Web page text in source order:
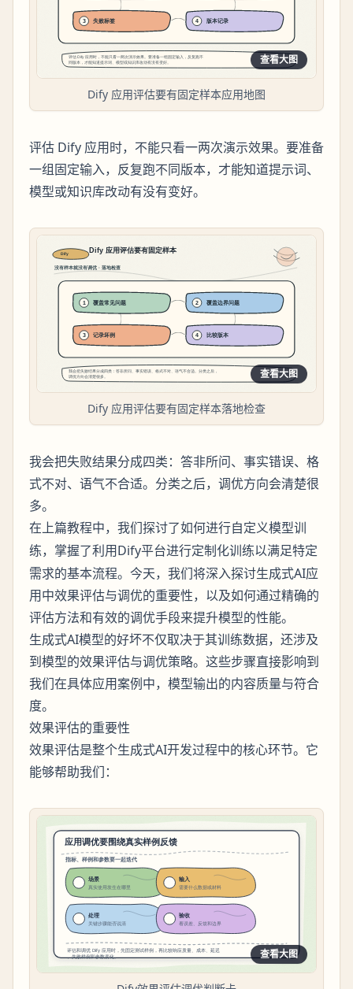
查看大图
Dify 应用评估要有固定样本应用地图
评估 Dify 应用时，不能只看一两次演示效果。要准备
一组固定输入，反复跑不同版本，才能知道提示词、
模型或知识库改动有没有变好。
查看大图
Dify 应用评估要有固定样本落地检查
我会把失败结果分成四类：答非所问、事实错误、格
式不对、语气不合适。分类之后，调优方向会清楚很
多。
在上篇教程中，我们探讨了如何进行自定义模型训
练，掌握了利用Dify平台进行定制化训练以满足特定
需求的基本流程。今天，我们将深入探讨生成式AI应
用中效果评估与调优的重要性，以及如何通过精确的
评估方法和有效的调优手段来提升模型的性能。
生成式AI模型的好坏不仅取决于其训练数据，还涉及
到模型的效果评估与调优策略。这些步骤直接影响到
我们在具体应用案例中，模型输出的内容质量与符合
度。
效果评估的重要性
效果评估是整个生成式AI开发过程中的核心环节。它
能够帮助我们：
查看大图